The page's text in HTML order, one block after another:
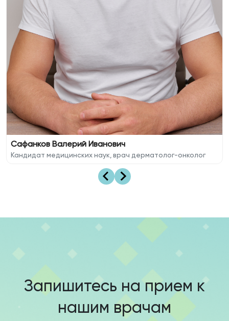
Сафанков Валерий Иванович
Кандидат медицинских наук, врач дерматолог-онколог
Запишитесь на прием к
нашим врачам